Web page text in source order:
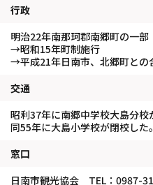
行政
明治22年南那珂郡南郷町の一部
→昭和15年町制施行
→平成21年日南市、北郷町との
交通
昭利37年に南郷中学校大島分校
同55年に大島小学校が閉校した。
窓口
日南市観光協会 TEL：0987-